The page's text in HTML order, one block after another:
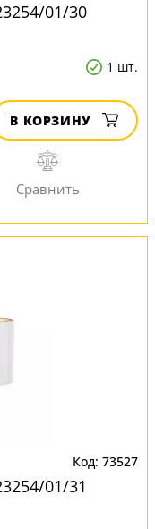
01/30
1 шт.
В КОРЗИНУ
73527
01/31